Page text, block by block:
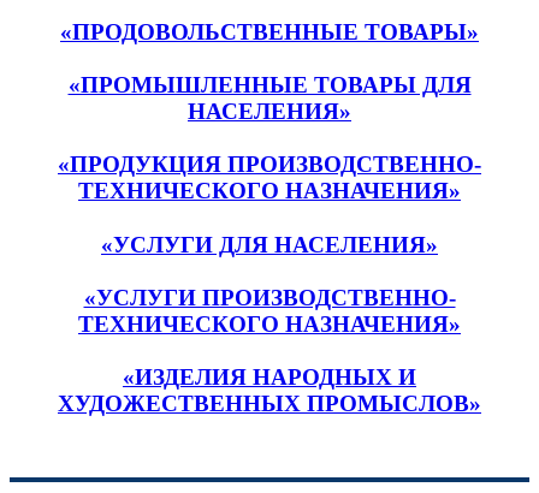
«ПРОДОВОЛЬСТВЕННЫЕ ТОВАРЫ»
«ПРОМЫШЛЕННЫЕ ТОВАРЫ ДЛЯ
НАСЕЛЕНИЯ»
«ПРОДУКЦИЯ ПРОИЗВОДСТВЕННО-
ТЕХНИЧЕСКОГО НАЗНАЧЕНИЯ»
«УСЛУГИ ДЛЯ НАСЕЛЕНИЯ»
«УСЛУГИ ПРОИЗВОДСТВЕННО-
ТЕХНИЧЕСКОГО НАЗНАЧЕНИЯ»
«ИЗДЕЛИЯ НАРОДНЫХ И
ХУДОЖЕСТВЕННЫХ ПРОМЫСЛОВ»